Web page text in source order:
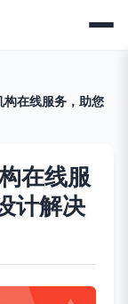
构在线服务，助您
在线服
计解决